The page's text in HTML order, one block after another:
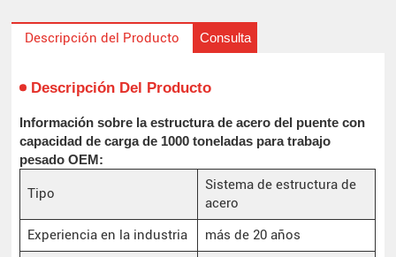
Descripción del Producto Consulta
Descripción Del Producto
Información sobre la estructura de acero del puente con
capacidad de carga de 1000 toneladas para trabajo
pesado OEM:
Tipo
Sistema de estructura de
acero
Experiencia en la industria
más de 20 años